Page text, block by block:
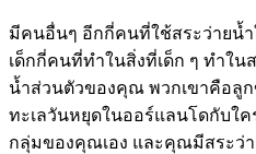
มีคนอื่นๆ อีกกี่คนที่ใช้สระว่ายน้
เด็กกี่คนที่ทำในสิ่งที่เด็ก ๆ ทำใน
น้ำส่วนตัวของคุณ พวกเขาคือ
ทะเลวันหยุดในออร์แลนโดกับใค
กลุ่มของคุณเอง และคุณมีสระว่